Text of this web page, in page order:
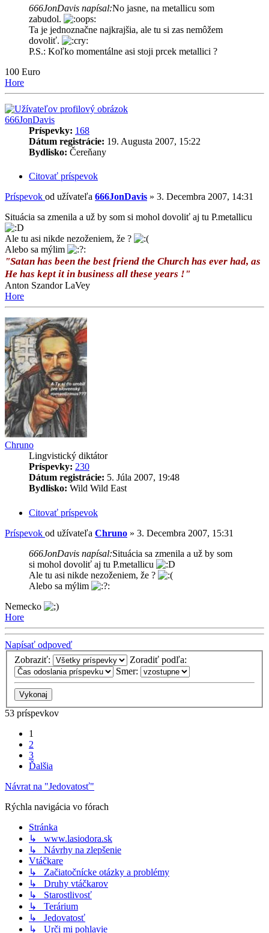
666JonDavis napísal:No jasne, na metallicu som
zabudol.
Ta je jednoznačne najkrajšia, ale tu si zas nemôžem
dovoliť.
P.S.: Koľko momentálne asi stoji prcek metallici ?
100 Euro
Hore
666JonDavis
Príspevky: 168
Dátum registrácie: 19. Augusta 2007, 15:22
Bydlisko: Čereňany
Citovať príspevok
Príspevok od užívateľa 666JonDavis » 3. Decembra 2007, 14:31
Situácia sa zmenila a už by som si mohol dovoliť aj tu P.metallicu
Ale tu asi nikde nezoženiem, že ?
Alebo sa mýlim
"Satan has been the best friend the Church has ever had, as
He has kept it in business all these years !"
Anton Szandor LaVey
Hore
Chruno
Lingvistický diktátor
Príspevky: 230
Dátum registrácie: 5. Júla 2007, 19:48
Bydlisko: Wild Wild East
Citovať príspevok
Príspevok od užívateľa Chruno » 3. Decembra 2007, 15:31
666JonDavis napísal:Situácia sa zmenila a už by som
si mohol dovoliť aj tu P.metallicu
Ale tu asi nikde nezoženiem, že ?
Alebo sa mýlim
Nemecko
Hore
Napísať odpoveď
Zobraziť:
Zoradiť podľa:
Smer:
53 príspevkov
1
2
3
Ďalšia
Návrat na "Jedovatosť"
Rýchla navigácia vo fórach
Stránka
↳ www.lasiodora.sk
↳ Návrhy na zlepšenie
Vtáčkare
↳ Začiatočnícke otázky a problémy
↳ Druhy vtáčkarov
↳ Starostlivosť
↳ Terárium
↳ Jedovatosť
↳ Urči mi pohlavie